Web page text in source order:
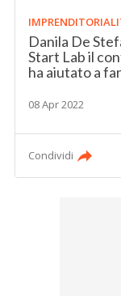
Danila De
Start Lab il
ha aiutato a
08 Apr 2022
Condividi